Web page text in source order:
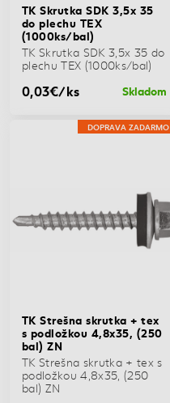
TK Skrutka SDK 3,5x 35
do plechu TEX
(1000ks/bal)
TK Skrutka SDK 3,5x 35 do
plechu TEX (1000ks/bal)
0,03€/ks Skladom
DOPRAVA ZADARMO
TK Strešna skrutka + tex
s podložkou 4,8x35, (250
bal) ZN
TK Strešna skrutka + tex s
podložkou 4,8x35, (250
bal) ZN